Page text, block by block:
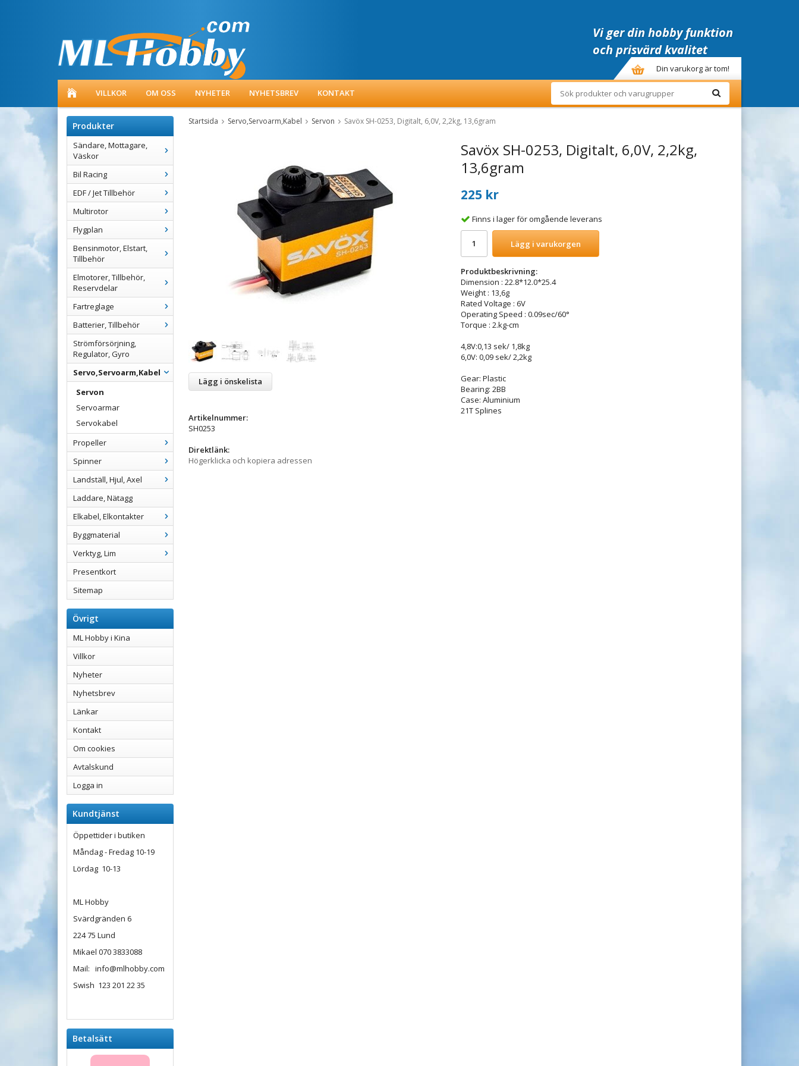
Vi ger din hobby funktion
och prisvärd kvalitet
Din varukorg är tom!
VILLKOR OM OSS NYHETER NYHETSBREV KONTAKT
Produkter
Sändare, Mottagare,
Väskor
Bil Racing
EDF / Jet Tillbehör
Multirotor
Flygplan
Bensinmotor, Elstart,
Tillbehör
Elmotorer, Tillbehör,
Reservdelar
Fartreglage
Batterier, Tillbehör
Strömförsörjning,
Regulator, Gyro
Servo,Servoarm,Kabel
Servon
Servoarmar
Servokabel
Propeller
Spinner
Landställ, Hjul, Axel
Laddare, Nätagg
Elkabel, Elkontakter
Byggmaterial
Verktyg, Lim
Presentkort
Sitemap
Övrigt
ML Hobby i Kina
Villkor
Nyheter
Nyhetsbrev
Länkar
Kontakt
Om cookies
Avtalskund
Logga in
Kundtjänst
Öppettider i butiken
Måndag - Fredag 10-19
Lördag 10-13
ML Hobby
Svärdgränden 6
224 75 Lund
Mikael 070 3833088
Mail: info@mlhobby.com
Swish 123 201 22 35
Betalsätt
Startsida Servo,Servoarm,Kabel Servon Savöx SH-0253, Digitalt, 6,0V, 2,2kg, 13,6gram
Savöx SH-0253, Digitalt, 6,0V, 2,2kg,
13,6gram
225 kr
Finns i lager för omgående leverans
Lägg i varukorgen
Produktbeskrivning:
Dimension : 22.8*12.0*25.4
Weight : 13,6g
Rated Voltage : 6V
Operating Speed : 0.09sec/60°
Torque : 2.kg-cm
4,8V:0,13 sek/ 1,8kg
6,0V: 0,09 sek/ 2,2kg
Gear: Plastic
Bearing: 2BB
Case: Aluminium
21T Splines
Lägg i önskelista
Artikelnummer:
SH0253
Direktlänk:
Högerklicka och kopiera adressen